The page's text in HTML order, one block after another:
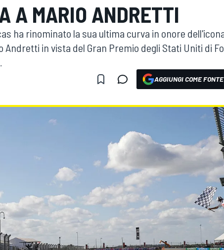
WEC
A MARIO ANDRETTI
ha rinominato la sua ultima curva in onore
in vista del Gran Premio degli Stati Uniti di
AGGIUNGI COME